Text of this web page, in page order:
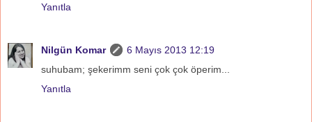
Yanıtla
Nilgün Komar
6 Mayıs 2013 12:19
suhubam; şekerimm seni çok çok öperim...
Yanıtla